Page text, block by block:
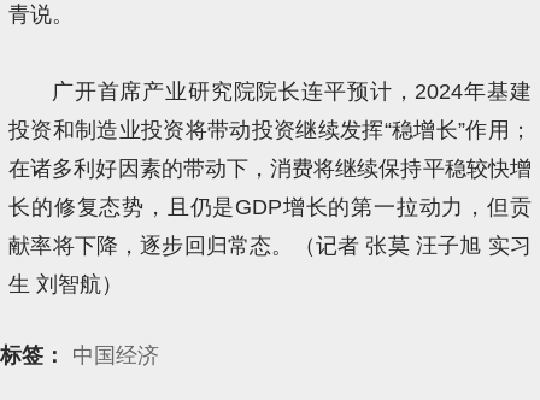
青说。
广开首席产业研究院院长连平预计，2024年基建
投资和制造业投资将带动投资继续发挥“稳增长”作用；
在诸多利好因素的带动下，消费将继续保持平稳较快增
长的修复态势，且仍是GDP增长的第一拉动力，但贡
献率将下降，逐步回归常态。（记者 张莫 汪子旭 实习
生 刘智航）
标签： 中国经济